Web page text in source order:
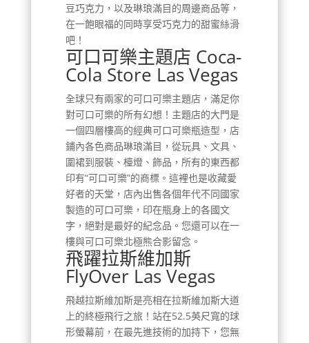
豆巧克力，以及琳琅滿目的周邊商品等，
在一飽眼福的同時享受巧克力的甜蜜絲滑
吧！
可口可樂主題店 Coca-
Cola Store Las Vegas
全球只有兩家的可口可樂主題店，滿足你
對可口可樂的所有幻想！主題店的大門是
一個四層樓高的經典可口可樂瓶造型，店
鋪內各色商品琳琅滿目，從玩具、文具、
圍裙到服裝、檯燈、飾品，所有的東西都
印有“可口可樂”的商標。這裡也是收藏愛
好者的天堂，店內出售各個年代不同國家
製造的可口可樂，印在瓶身上的各國文
字，絕對是最好的紀念品。您還可以在一
樓與可口可樂北極熊合影留念。
飛躍拉斯維加斯
FlyOver Las Vegas
飛越拉斯維加斯是亮相在拉斯維加斯大道
上的終極飛行之旅！站在52.5英尺寬的球
形螢幕前，在最先進技術的加持下，您無